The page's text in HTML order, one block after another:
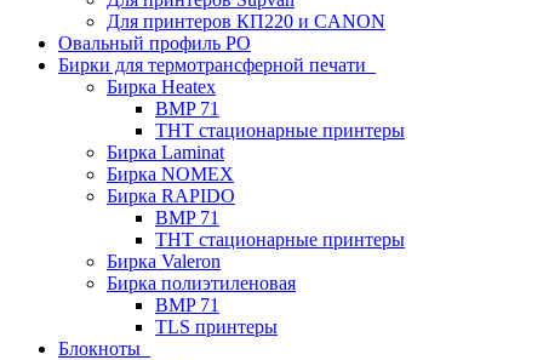
Для принтеров КП220 и CANON
Овальный профиль PO
Бирки для термотрансферной печати
Бирка Heatex
BMP 71
THT стационарные принтеры
Бирка Laminat
Бирка NOMEX
Бирка RAPIDO
BMP 71
THT стационарные принтеры
Бирка Valeron
Бирка полиэтиленовая
BMP 71
TLS принтеры
Блокноты